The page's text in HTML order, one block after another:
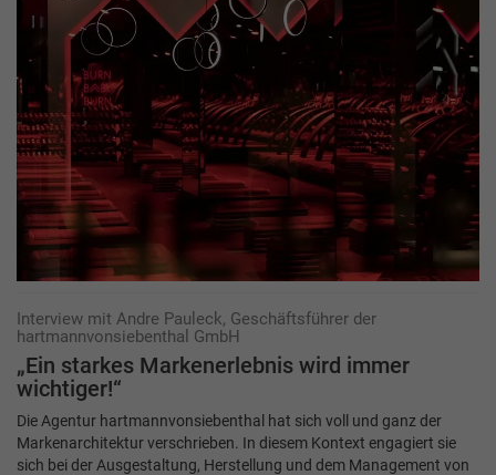
Interview mit Andre Pauleck, Geschäftsführer der
hartmannvonsiebenthal GmbH
„Ein starkes Markenerlebnis wird immer
wichtiger!“
Die Agentur hartmannvonsiebenthal hat sich voll und ganz der
Markenarchitektur verschrieben. In diesem Kontext engagiert sie
sich bei der Ausgestaltung, Herstellung und dem Management von